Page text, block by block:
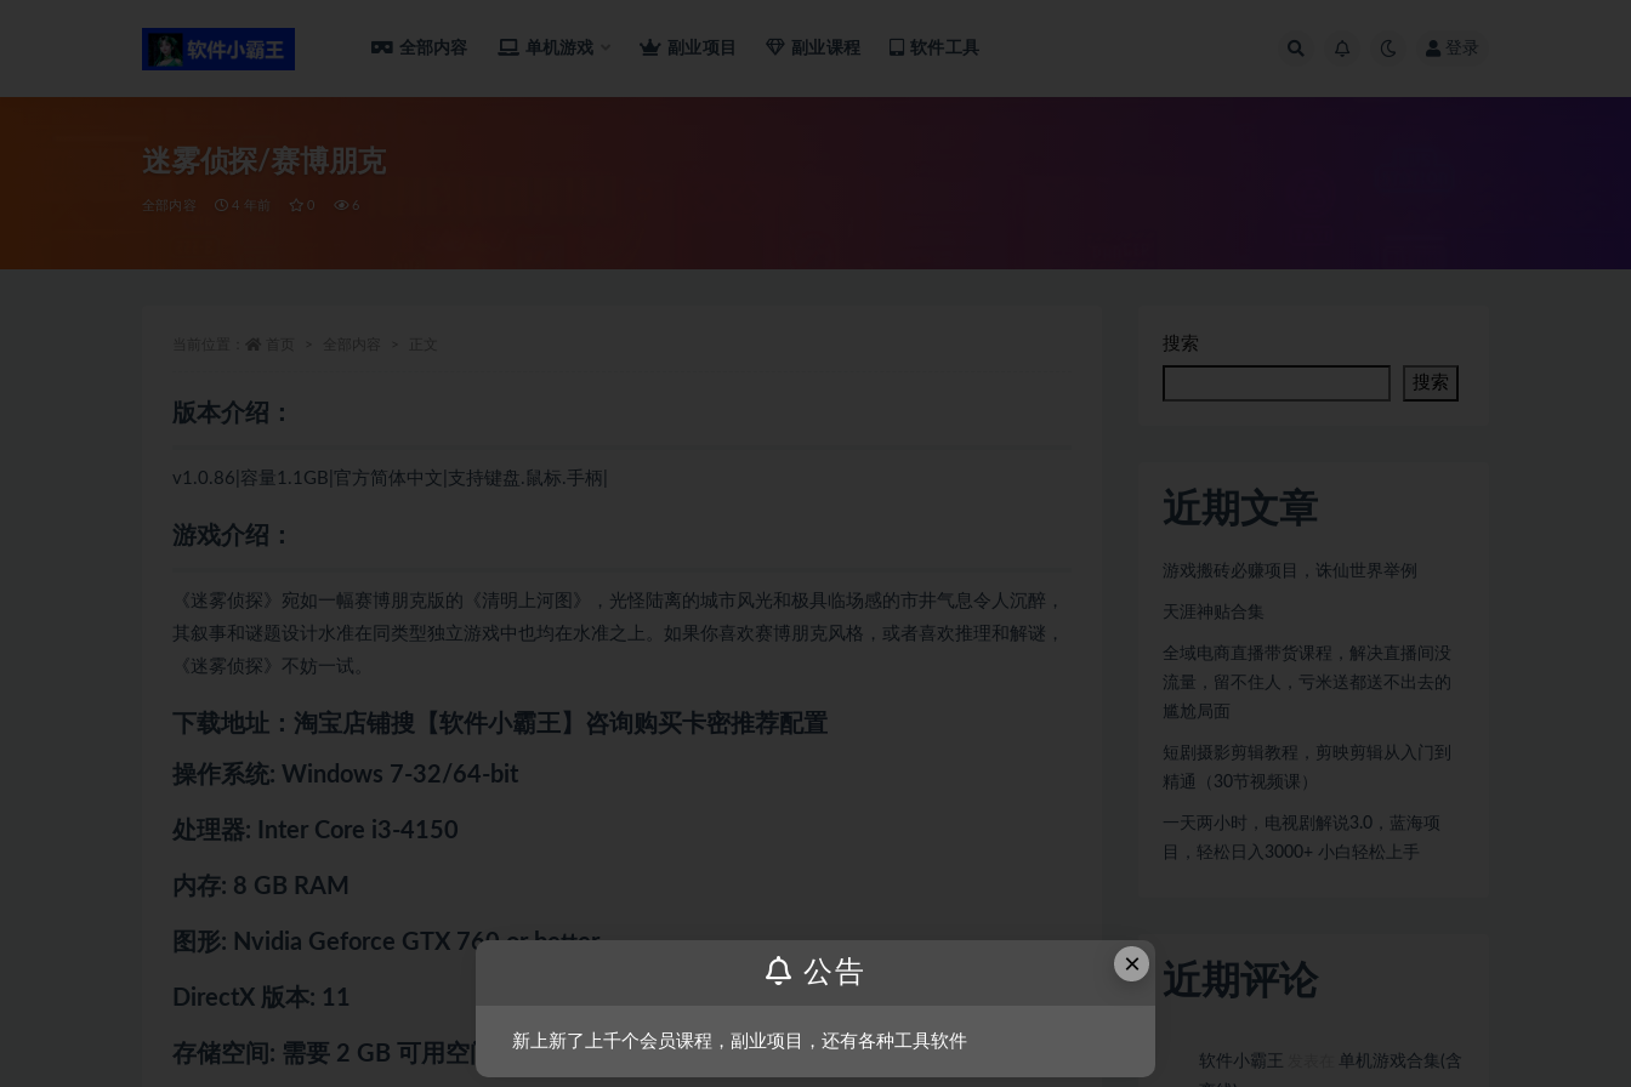
全部内容 单机游戏 副业项目 副业课程 软件工具 登录
迷雾侦探/赛博朋克
全部内容 4 年前 0 6
版本介绍：
v1.0.86|容量1.1GB|官方简体中文|支持键盘.鼠标.手柄|
游戏介绍：
《迷雾侦探》宛如一幅赛博朋克版的《清明上河图》，光怪陆离的城市风光和极具临场感的市井气息令人沉醉，
其叙事和谜题设计水准在同类型独立游戏中也均在水准之上。如果你喜欢赛博朋克风格，或者喜欢推理和解谜，
《迷雾侦探》不妨一试。
下载地址：淘宝店铺搜【软件小霸王】咨询购买卡密推荐配置
操作系统: Windows 7-32/64-bit
处理器: Inter Core i3-4150
内存: 8 GB RAM
图形: Nvidia Geforce GTX 760 or better
DirectX 版本: 11
存储空间: 需要 2 GB 可用空间
搜索
搜索
近期文章
游戏搬砖必赚项目，诛仙世界举例
天涯神贴合集
全域电商直播带货课程，解决直播间没
流量，留不住人，亏米送都送不出去的
尴尬局面
短剧摄影剪辑教程，剪映剪辑从入门到
精通（30节视频课）
一天两小时，电视剧解说3.0，蓝海项
目，轻松日入3000+ 小白轻松上手
近期评论
软件小霸王
单机游戏合集(含
×
公告
新上新了上千个会员课程，副业项目，还有各种工具软件